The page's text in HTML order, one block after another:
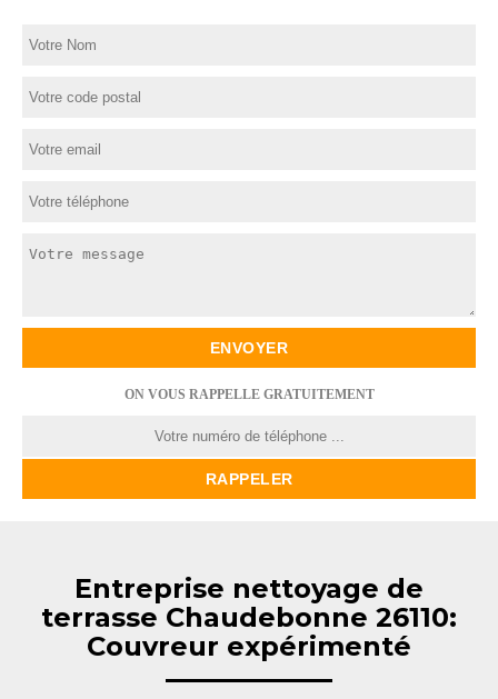
ON VOUS RAPPELLE GRATUITEMENT
Entreprise nettoyage de
terrasse Chaudebonne 26110:
Couvreur expérimenté